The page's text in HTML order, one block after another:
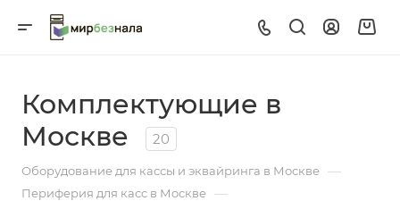
Комплектующие в
Москве
20
Оборудование для кассы и эквайринга в Москве —
Периферия для касс в Москве —